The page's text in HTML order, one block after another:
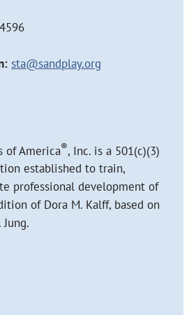
sta@sandplay.org
of America®, Inc. is a 501(c)(3)
established to train,
professional development of
of Dora M. Kalff, based on